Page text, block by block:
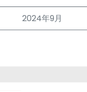
2024年9月